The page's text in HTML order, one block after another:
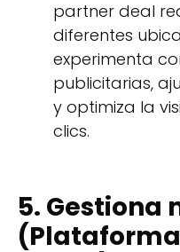
partner deal
diferentes
experimenta
publicitarias,
y optimiza la
clics.
5. Gestiona